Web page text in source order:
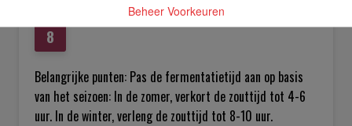
Belangrijke punten: Pas de fermentatietijd aan op basis
van het seizoen: In de zomer, verkort de zouttijd tot 4-6
uur. In de winter, verleng de zouttijd tot 8-10 uur.
Beheer Voorkeuren